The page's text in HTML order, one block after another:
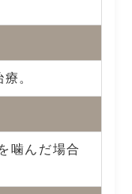
。
噛んだ場合